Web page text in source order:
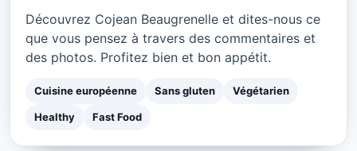
★ 4/5
Découvrez Cojean Beaugrenelle et dites-nous ce
que vous pensez à travers des commentaires et
des photos. Profitez bien et bon appétit.
Cuisine européenne Sans gluten Végétarien
Healthy Fast Food